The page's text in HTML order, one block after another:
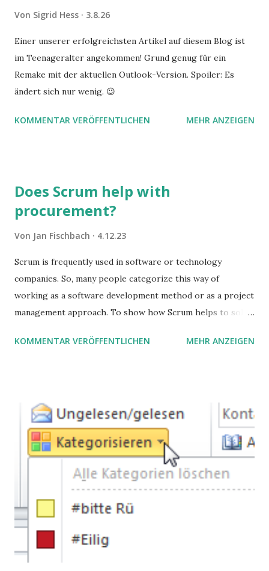
Von Sigrid Hess 3.8.26
Einer unserer erfolgreichsten Artikel auf diesem Blog ist
im Teenageralter angekommen! Grund genug für ein
Remake mit der aktuellen Outlook-Version. Spoiler: Es
ändert sich nur wenig. 😉
KOMMENTAR VERÖFFENTLICHEN MEHR ANZEIGEN
Does Scrum help with
procurement?
Von Jan Fischbach 4.12.23
Scrum is frequently used in software or technology
companies. So, many people categorize this way of
working as a software development method or as a project
management approach. To show how Scrum helps to solve
processes.
KOMMENTAR VERÖFFENTLICHEN MEHR ANZEIGEN